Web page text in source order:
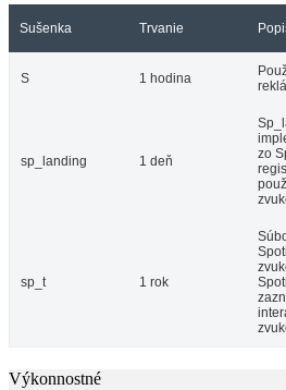
Sušenka Trvanie
S 1 hodina
sp_landing 1 deň
zo
sp_t 1 rok
Výkonnostné